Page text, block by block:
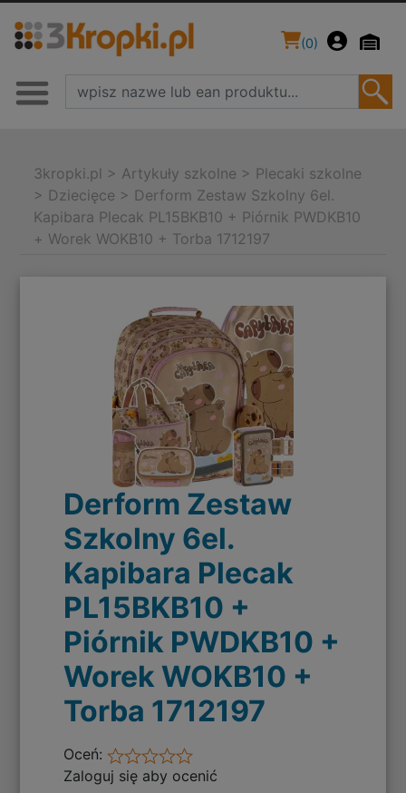
(0)
3kropki.pl > Artykuły szkolne > Plecaki szkolne
> Dziecięce > Derform Zestaw Szkolny 6el.
Kapibara Plecak PL15BKB10 + Piórnik PWDKB10
+ Worek WOKB10 + Torba 1712197
Derform Zestaw
Szkolny 6el.
Kapibara Plecak
PL15BKB10 +
Piórnik PWDKB10 +
Worek WOKB10 +
Torba 1712197
Oceń:
Zaloguj się aby ocenić